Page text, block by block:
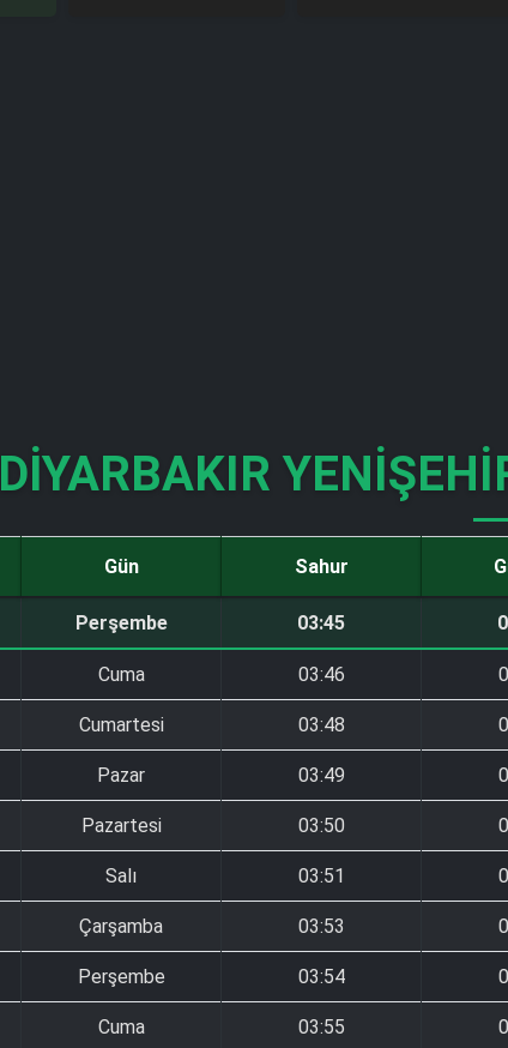
DIYARBAKIR
Gün Sahur
Perşembe 03:45
Cuma 03:46
Cumartesi 03:48
Pazar 03:49
Pazartesi 03:50
Salı 03:51
Çarşamba 03:53
Perşembe 03:54
Cuma 03:55